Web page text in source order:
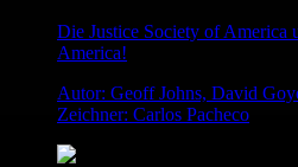
Die Justice Society of America
America!
Autor: Geoff Johns, David
Zeichner: Carlos Pacheco